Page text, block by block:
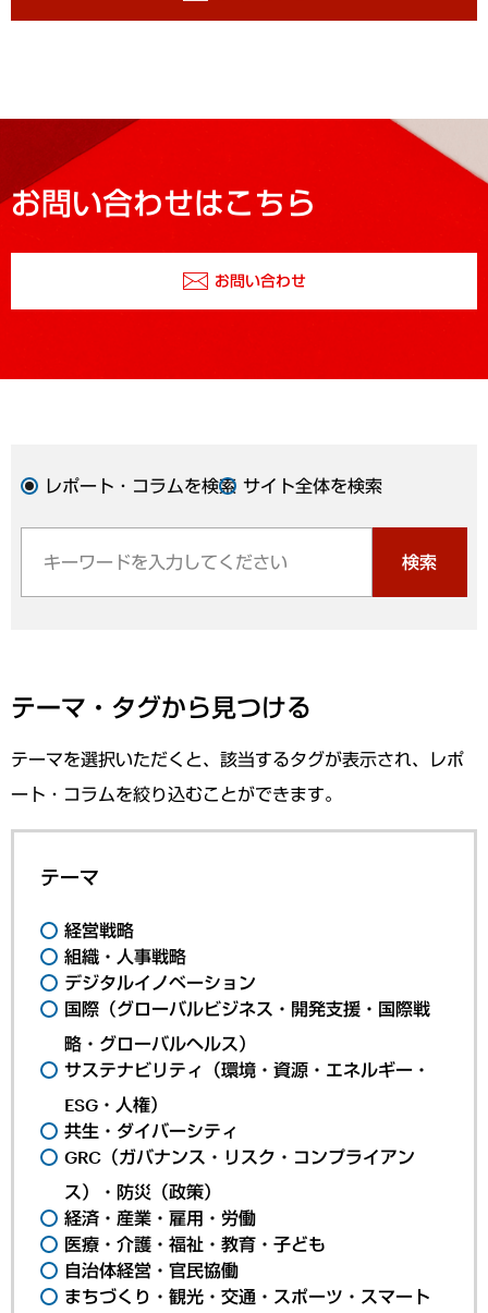
お問い合わせはこちら
お問い合わせ
レポート・コラムを検索 サイト全体を検索
検索
テーマ・タグから見つける
テーマを選択いただくと、該当するタグが表示され、レポ
ート・コラムを絞り込むことができます。
テーマ
経営戦略
組織・人事戦略
デジタルイノベーション
国際（グローバルビジネス・開発支援・国際戦
略・グローバルヘルス）
サステナビリティ（環境・資源・エネルギー・
ESG・人権）
共生・ダイバーシティ
GRC（ガバナンス・リスク・コンプライアン
ス）・防災（政策）
経済・産業・雇用・労働
医療・介護・福祉・教育・子ども
自治体経営・官民協働
まちづくり・観光・交通・スポーツ・スマート